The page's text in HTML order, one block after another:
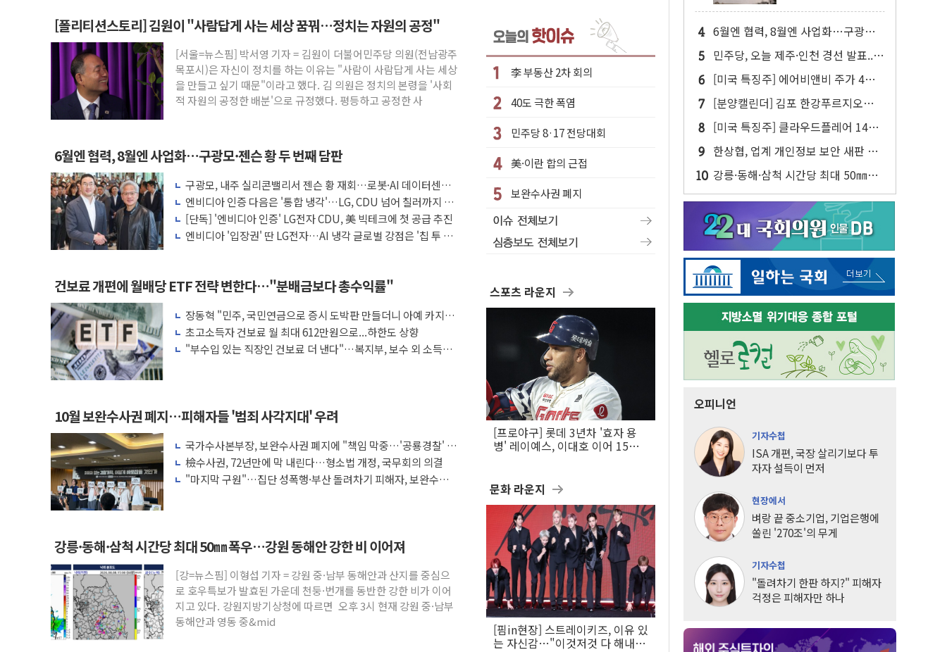
美, 이란전 출구전략 만지작…공습 한계·탄약 부족 현실화
강릉·동해·삼척 시간당 최대 50㎜ 폭우…강원 동해안 강한 비 이어져
폐기물 수거하다 참변…60대 환경미화원 수거차에 치여 사망
서울 중랑구 주택가서 흉기 난동…60대 남성 2명 숨져
李대통령 "결혼 때문에 손해 보는 일 없게"…'결혼 페널티' 22개 과제 손본다
추미애, '위안부' 피해자 기림의 날 참석..."국제적 시민 연대로 목소리 내야"
인천 선재도 갯벌서 해루질 중 실종 60대 나흘만에 숨진 채 발견
인천서 말다툼 중 어머니 흉기 살해 10대 아들 체포
'화합' 꺼낸 김민석에 '뻔뻔' 받아친 정청래…제주 연설서 신경전 고조
[폴리티션스토리] 김원이 "사람답게 사는 세상 꿈꿔…정치는 자원의 공정"
[서울=뉴스핌] 박서영 기자 = 김원이 더불어민주당 의원(전남광주
목포시)은 자신이 정치를 하는 이유는 "사람이 사람답게 사는 세상
을 만들고 싶기 때문"이라고 했다. 김 의원은 정치의 본령을 '사회
적 자원의 공정한 배분'으로 규정했다. 평등하고 공정한 사
6월엔 협력, 8월엔 사업화…구광모·젠슨 황 두 번째 담판
구광모, 내주 실리콘밸리서 젠슨 황 재회…로봇·AI 데이터센터·
모빌리티 구체화
엔비디아 인증 다음은 '통합 냉각'…LG, CDU 넘어 칠러까지 묶
는다
[단독] '엔비디아 인증' LG전자 CDU, 美 빅테크에 첫 공급 추진
엔비디아 '입장권' 딴 LG전자…AI 냉각 글로벌 강점은 '칩 투 칠
건보료 개편에 월배당 ETF 전략 변한다…"분배금보다 총수익률"
장동혁 "민주, 국민연금으로 증시 도박판 만들더니 아예 카지노
차릴 판"
초고소득자 건보료 월 최대 612만원으로...하한도 상향
"부수입 있는 직장인 건보료 더 낸다"…복지부, 보수 외 소득월
10월 보완수사권 폐지…피해자들 '범죄 사각지대' 우려
국가수사본부장, 보완수사권 폐지에 "책임 막중…'공룡경찰' 우
려 해소"
檢수사권, 72년만에 막 내린다…형소법 개정, 국무회의 의결
"마지막 구원"…집단 성폭행·부산 돌려차기 피해자, 보완수사
강릉·동해·삼척 시간당 최대 50㎜ 폭우…강원 동해안 강한 비 이어져
[강=뉴스핌] 이형섭 기자 = 강원 중·남부 동해안과 산지를 중심으
로 호우특보가 발효된 가운데 천둥·번개를 동반한 강한 비가 이어
지고 있다. 강원지방기상청에 따르면 오후 3시 현재 강원 중·남부
동해안과 영동 중&mid
李 부동산 2차 회의
40도 극한 폭염
민주당 8·17 전당대회
美·이란 합의 근접
보완수사권 폐지
스포츠 라운지
[프로야구] 롯데 3년차 '효자 용
병' 레이예스, 이대호 이어 15년
문화 라운지
[핌in현장] 스트레이키즈, 이유 있
는 자신감…"이것저것 다 해내는
아나
6월엔 협력, 8월엔 사업화…구광모·
젠슨 황 두 번째 담판
민주당, 오늘 제주·인천 경선 발표...
김민석 '재역전' vs 정청래 '격차 확
대'
[미국 특징주] 에어비앤비 주가 4년
만에 최고...연간 매출 상향에 투자자
반색
[분양캘린더] 김포 한강푸르지오리버
프론트 등 3284가구 분양
[미국 특징주] 클라우드플레어 14%
급등해 신고점...AI 지출 확대에 전망
상향
한상협, 업계 개인정보 보안 새판 짠
다…'자율규제단체' 타진
강릉·동해·삼척 시간당 최대 50㎜
폭우…강원 동해안 강한 비 이어져
오피니언
기자수첩
ISA 개편, 국장 살리기보다 투
자자 설득이 먼저
현장에서
벼랑 끝 중소기업, 기업은행에
쏠린 '270조'의 무게
기자수첩
"돌려차기 한판 하지?" 피해자
걱정은 피해자만 하나